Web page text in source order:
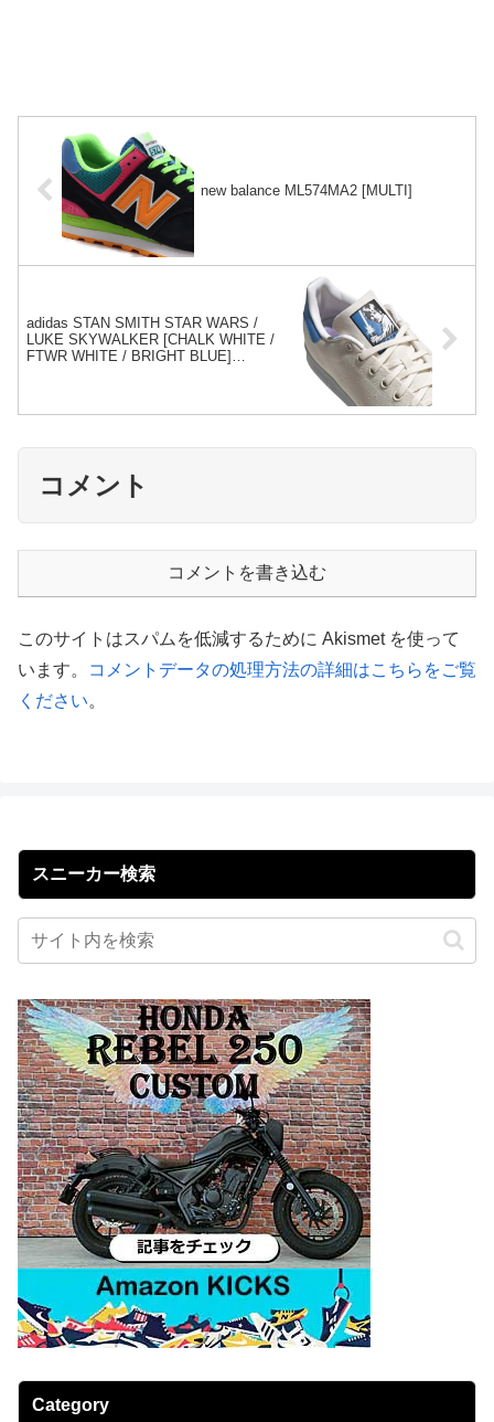
new balance ML574MA2 [MULTI]
adidas STAN SMITH STAR WARS /
LUKE SKYWALKER [CHALK WHITE /
FTWR WHITE / BRIGHT BLUE]
コメント
コメントを書き込む
このサイトはスパムを低減するために Akismet を使って
います。
コメントデータの処理方法の詳細はこちらをご覧
ください。
スニーカー検索
Category